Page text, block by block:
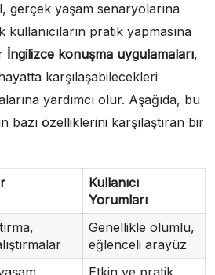
gerçek yaşam senaryolarına
pratik yapmasına
İngilizce konuşma uygulamaları,
karşılaşabilecekleri
yardımcı olur. Aşağıda, bu
bazı özelliklerini karşılaştıran bir
Kullanıcı
Yorumları
Genellikle olumlu,
eğlenceli arayüz